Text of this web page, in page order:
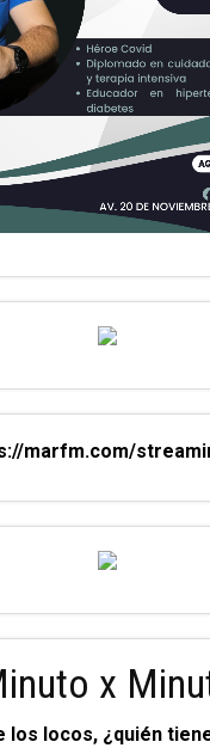
x
los locos, ¿quién